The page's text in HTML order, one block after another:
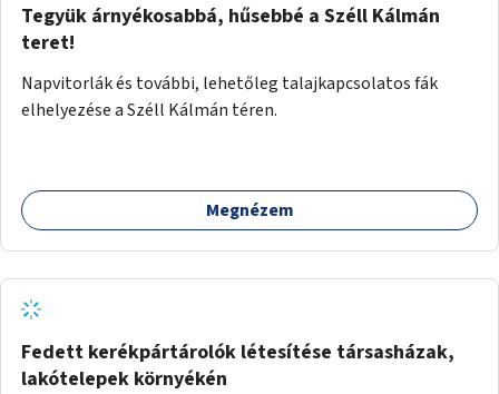
Tegyük árnyékosabbá, hűsebbé a Széll Kálmán
teret!
Napvitorlák és további, lehetőleg talajkapcsolatos fák
elhelyezése a Széll Kálmán téren.
Megnézem
Fedett kerékpártárolók létesítése társasházak,
lakótelepek környékén